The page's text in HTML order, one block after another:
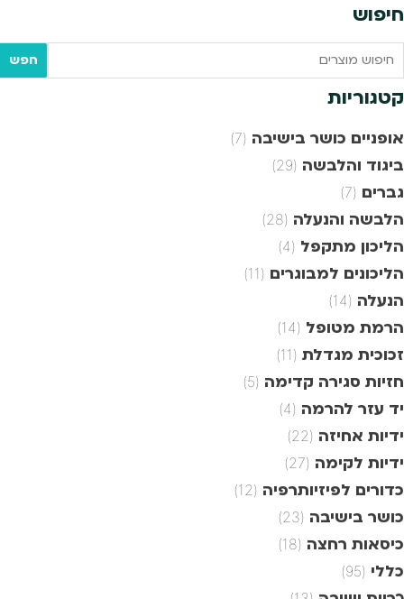
חיפוש
Search
text
חפש
קטגוריות
אופניים כושר בישיבה (7)
ביגוד והלבשה (29)
גברים (7)
הלבשה והנעלה (28)
הליכון מתקפל (4)
הליכונים למבוגרים (11)
הנעלה (14)
הרמת מטופל (14)
זכוכית מגדלת (11)
חזיות סגירה קדימה (5)
יד עזר להרמה (4)
ידיות אחיזה (22)
ידיות לקימה (27)
כדורים לפיזיותרפיה (12)
כושר בישיבה (23)
כיסאות רחצה (18)
כללי (95)